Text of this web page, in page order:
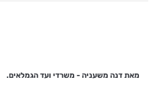
מאת דנה משעניה - משרדי ועד הגמלאים.